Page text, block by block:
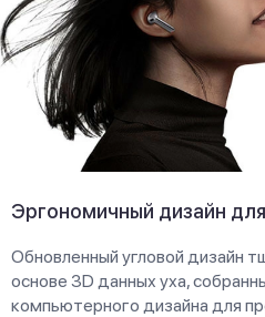
Эргономичный дизайн
Обновленный угловой дизайн
основе 3D данных уха,
компьютерного дизайна для